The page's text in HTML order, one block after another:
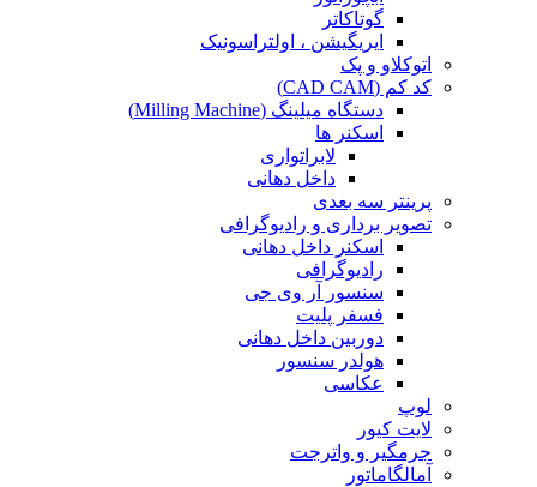
گوتاکاتر
ایریگیشن ، اولتراسونیک
اتوکلاو و پک
کد کم (CAD CAM)
دستگاه میلینگ (Milling Machine)
اسکنر ها
لابراتواری
داخل دهانی
پرینتر سه بعدی
تصویر برداری و رادیوگرافی
اسکنر داخل دهانی
رادیوگرافی
سنسور آر وی جی
فسفر پلیت
دوربین داخل دهانی
هولدر سنسور
عکاسی
لوپ
لایت کیور
جرمگیر و واترجت
آمالگاماتور